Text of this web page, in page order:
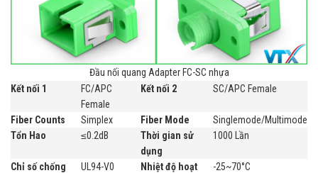
Đầu nối quang Adapter FC-SC nhựa
Kết nối 1
FC/APC
Female
Kết nối 2 SC/APC Female
Fiber Counts Simplex Fiber Mode
Singlemode/Multimode
Tổn Hao
≤0.2dB
Thời gian sử
dụng
1000 Lần
Chỉ số chống
UL94-V0
Nhiệt độ hoạt
-25~70°C